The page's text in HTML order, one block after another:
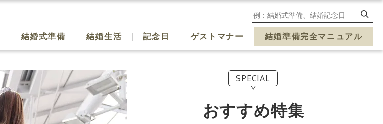
結婚式準備 結婚生活 記念日 ゲストマナー 結婚準備完全マニュアル
SPECIAL
おすすめ特集